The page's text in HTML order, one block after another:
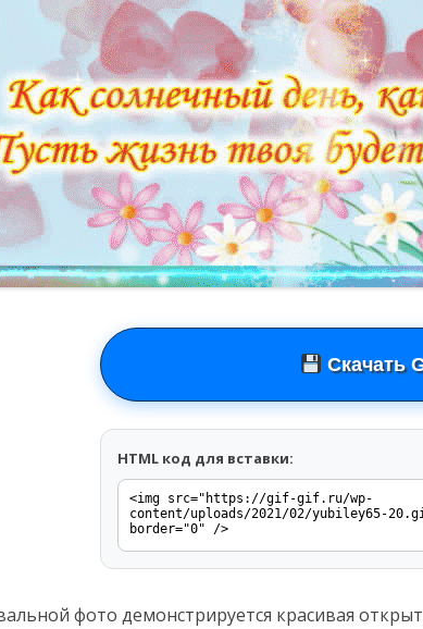
Скачать
HTML код для вставки:
фото демонстрируется красивая